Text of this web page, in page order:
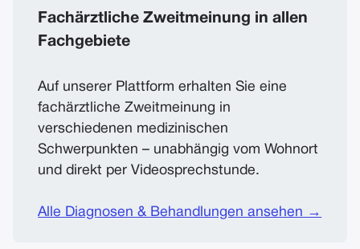
Fachärztliche Zweitmeinung in allen
Fachgebiete
Auf unserer Plattform erhalten Sie eine
fachärztliche Zweitmeinung in
verschiedenen medizinischen
Schwerpunkten – unabhängig vom Wohnort
und direkt per Videosprechstunde.
Alle Diagnosen & Behandlungen ansehen →